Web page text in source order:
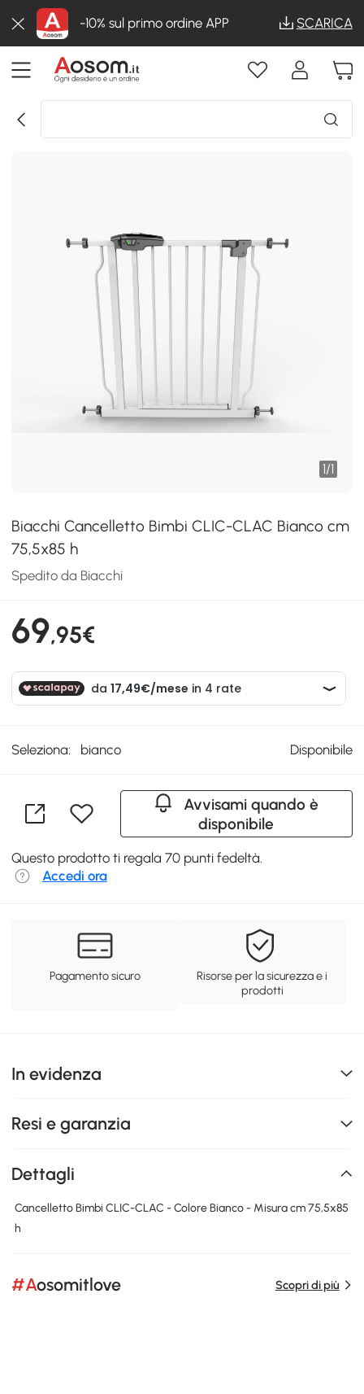
-10% sul primo ordine APP SCARICA
1/1
Biacchi Cancelletto Bimbi CLIC-CLAC Bianco cm
75,5x85 h
Spedito da Biacchi
69,95€
Seleziona: bianco Disponibile
Avvisami quando è
disponibile
Questo prodotto ti regala 70 punti fedeltà.
Accedi ora
Pagamento sicuro
Risorse per la sicurezza e i
prodotti
In evidenza
Resi e garanzia
Dettagli
Cancelletto Bimbi CLIC-CLAC - Colore Bianco - Misura cm 75,5x85
h
#Aosomitlove Scopri di più